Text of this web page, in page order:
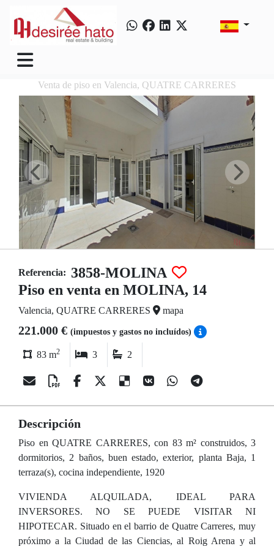
Venta de piso en Valencia, QUATRE CARRERES
Referencia: 3858-MOLINA
Piso en venta en MOLINA, 14
Valencia, QUATRE CARRERES mapa
221.000 € (impuestos y gastos no incluídos)
83 m2 3 2
Descripción
Piso en QUATRE CARRERES, con 83 m² construidos, 3
dormitorios, 2 baños, buen estado, exterior, planta Baja, 1
terraza(s), cocina independiente, 1920
VIVIENDA ALQUILADA, IDEAL PARA
INVERSORES. NO SE PUEDE VISITAR NI
HIPOTECAR. Situado en el barrio de Quatre Carreres, muy
próximo a la Ciudad de las Ciencias, al Roig Arena y al